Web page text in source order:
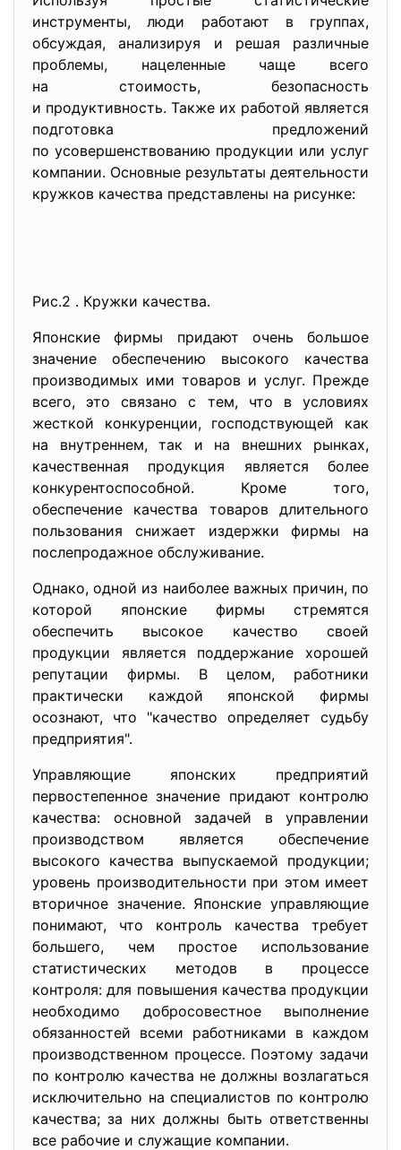
инструменты, люди работают в группах,
обсуждая, анализируя и решая различные
проблемы, нацеленные чаще всего
на стоимость, безопасность
и продуктивность. Также их работой является
подготовка предложений
по усовершенствованию продукции или услуг
компании. Основные результаты деятельности
кружков качества представлены на рисунке:
Рис.2 . Кружки качества.
Японские фирмы придают очень большое
значение обеспечению высокого качества
производимых ими товаров и услуг. Прежде
всего, это связано с тем, что в условиях
жесткой конкуренции, господствующей как
на внутреннем, так и на внешних рынках,
качественная продукция является более
конкурентоспособной. Кроме того,
обеспечение качества товаров длительного
пользования снижает издержки фирмы на
послепродажное обслуживание.
Однако, одной из наиболее важных причин, по
которой японские фирмы стремятся
обеспечить высокое качество своей
продукции является поддержание хорошей
репутации фирмы. В целом, работники
практически каждой японской фирмы
осознают, что "качество определяет судьбу
предприятия".
Управляющие японских предприятий
первостепенное значение придают контролю
качества: основной задачей в управлении
производством является обеспечение
высокого качества выпускаемой продукции;
уровень производительности при этом имеет
вторичное значение. Японские управляющие
понимают, что контроль качества требует
большего, чем простое использование
статистических методов в процессе
контроля: для повышения качества продукции
необходимо добросовестное выполнение
обязанностей всеми работниками в каждом
производственном процессе. Поэтому задачи
по контролю качества не должны возлагаться
исключительно на специалистов по контролю
качества; за них должны быть ответственны
все рабочие и служащие компании.